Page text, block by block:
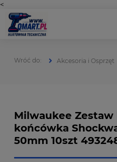
<
Akcesoria i Osprzęt
Milwaukee
końcówka
50mm 10szt